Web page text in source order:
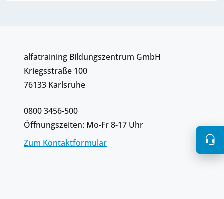
alfatraining Bildungszentrum GmbH
Kriegsstraße 100
76133 Karlsruhe
0800 3456-500
Öffnungszeiten: Mo-Fr 8-17 Uhr
Zum Kontaktformular